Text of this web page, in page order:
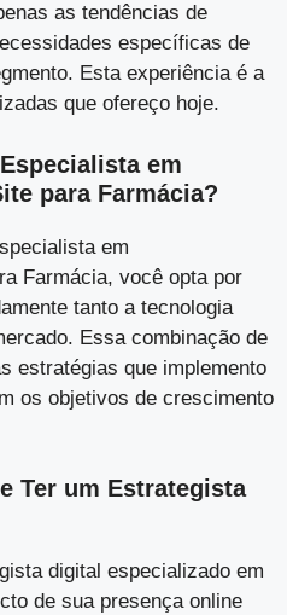
as tendências de
específicas de
Esta experiência é a
que ofereço hoje.
em
para Farmácia?
em
Farmácia, você opta por
tanto a tecnologia
Essa combinação de
estratégias que implemento
os objetivos de crescimento
Ter um Estrategista
digital especializado em
de sua presença online